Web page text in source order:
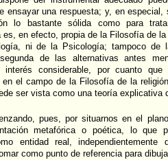
ensayar una respuesta; y, en
lo bastante sólida como para
es, en efecto, propia de la Filosofía de
ni de la Psicología; tampoco de
de las alternativas antes
interés considerable, por cuanto
en el campo de la Filosofía de la
ser vista como una teoría explicativa
pues, por situarnos en el
metafórica o poética, lo que
entidad real,
como punto de referencia para